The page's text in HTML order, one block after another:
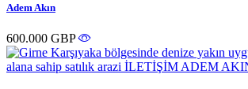
Adem Akın
600.000 GBP